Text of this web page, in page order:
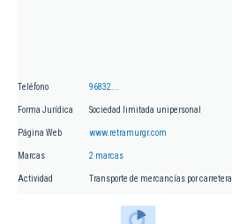
Teléfono 96832...
Forma Jurídica Sociedad limitada unipersonal
Página Web www.retramurgr.com
Marcas 2 marcas
Actividad Transporte de mercancías por carretera